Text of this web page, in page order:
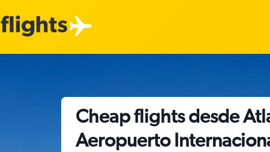
Cheap flights desde
Aeropuerto